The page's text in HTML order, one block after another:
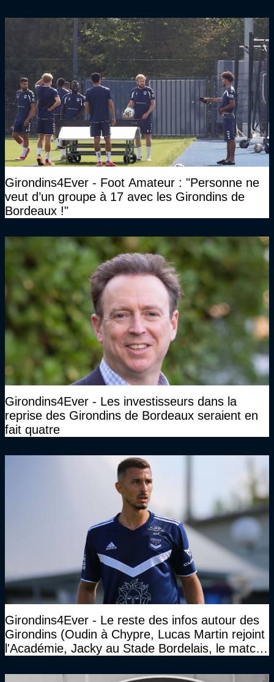
Girondins4Ever - Foot Amateur : "Personne ne
veut d’un groupe à 17 avec les Girondins de
Bordeaux !"
Girondins4Ever - Les investisseurs dans la
reprise des Girondins de Bordeaux seraient en
fait quatre
Girondins4Ever - Le reste des infos autour des
Girondins (Oudin à Chypre, Lucas Martin rejoint
l'Académie, Jacky au Stade Bordelais, le match